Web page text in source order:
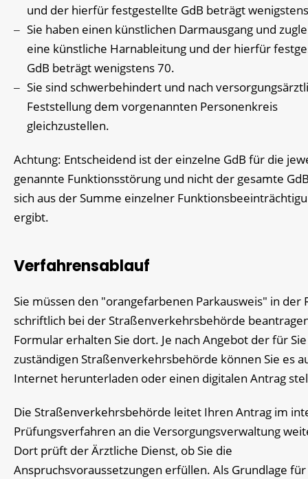
und der hierfür festgestellte GdB beträgt
Sie haben einen künstlichen Darmausgang und
eine künstliche Harnableitung und der hierfür
GdB beträgt wenigstens 70.
Sie sind schwerbehindert und nach
Feststellung dem vorgenannten Personenkreis
gleichzustellen.
Achtung: Entscheidend ist der einzelne GdB für die
genannte Funktionsstörung und nicht der gesamte
sich aus der Summe einzelner
ergibt.
Verfahrensablauf
Sie müssen den "orangefarbenen Parkausweis" in der
schriftlich bei der Straßenverkehrsbehörde
Formular erhalten Sie dort. Je nach Angebot der für Sie
zuständigen Straßenverkehrsbehörde können Sie es
Internet herunterladen oder einen digitalen Antrag
Die Straßenverkehrsbehörde leitet Ihren Antrag im
Prüfungsverfahren an die Versorgungsverwaltung
Dort prüft der Ärztliche Dienst, ob Sie die
Anspruchsvoraussetzungen erfüllen. Als Grundlage